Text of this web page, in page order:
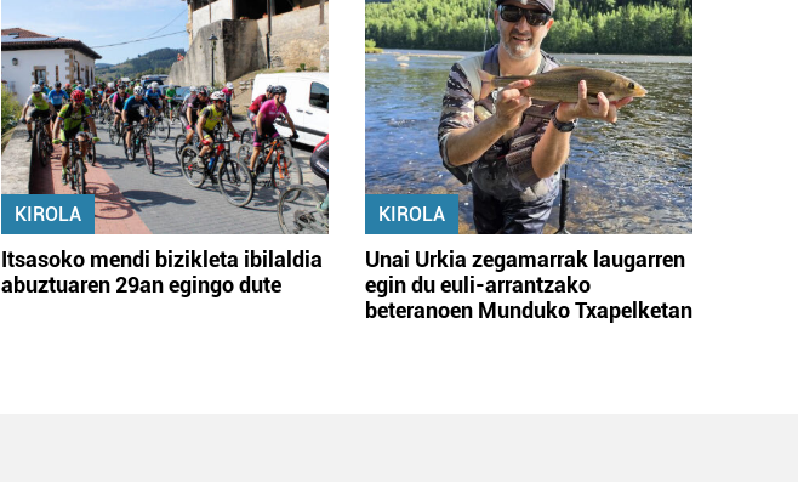
KIROLA
Itsasoko mendi bizikleta ibilaldia
abuztuaren 29an egingo dute
KIROLA
Unai Urkia zegamarrak laugarren
egin du euli-arrantzako
beteranoen Munduko Txapelketan